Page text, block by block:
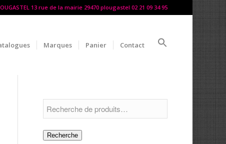
13 rue de la mairie 29470 plougastel 02 21 09 34 95
Marques Panier Contact
Recherche